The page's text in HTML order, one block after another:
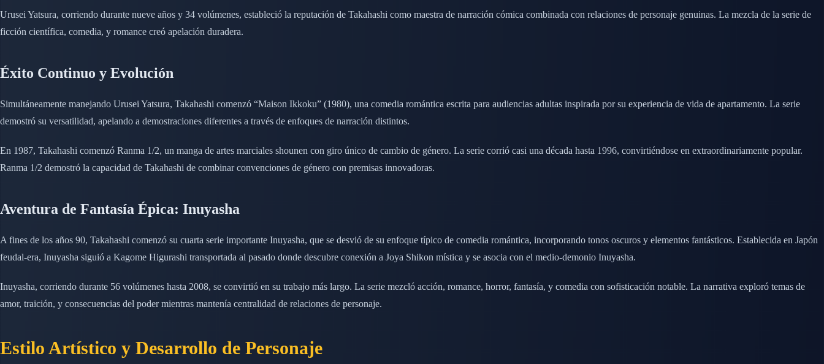
Urusei Yatsura, corriendo durante nueve años y 34 volúmenes, estableció la reputación de Takahashi como maestra de narración cómica combinada con relaciones de personaje genuinas. La mezcla de la serie de
ficción científica, comedia, y romance creó apelación duradera.
Éxito Continuo y Evolución
Simultáneamente manejando Urusei Yatsura, Takahashi comenzó “Maison Ikkoku” (1980), una comedia romántica escrita para audiencias adultas inspirada por su experiencia de vida de apartamento. La serie
demostró su versatilidad, apelando a demostraciones diferentes a través de enfoques de narración distintos.
En 1987, Takahashi comenzó Ranma 1/2, un manga de artes marciales shounen con giro único de cambio de género. La serie corrió casi una década hasta 1996, convirtiéndose en extraordinariamente popular.
Ranma 1/2 demostró la capacidad de Takahashi de combinar convenciones de género con premisas innovadoras.
Aventura de Fantasía Épica: Inuyasha
A fines de los años 90, Takahashi comenzó su cuarta serie importante Inuyasha, que se desvió de su enfoque típico de comedia romántica, incorporando tonos oscuros y elementos fantásticos. Establecida en Japón
feudal-era, Inuyasha siguió a Kagome Higurashi transportada al pasado donde descubre conexión a Joya Shikon mística y se asocia con el medio-demonio Inuyasha.
Inuyasha, corriendo durante 56 volúmenes hasta 2008, se convirtió en su trabajo más largo. La serie mezcló acción, romance, horror, fantasía, y comedia con sofisticación notable. La narrativa exploró temas de
amor, traición, y consecuencias del poder mientras mantenía centralidad de relaciones de personaje.
Estilo Artístico y Desarrollo de Personaje